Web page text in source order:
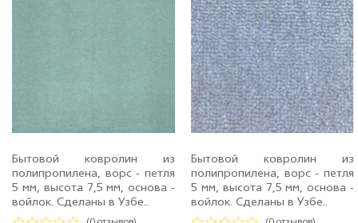
Бытовой ковролин из
полипропилена, ворс - петля
5 мм, высота 7,5 мм, основа -
войлок. Сделаны в Узбе..
Бытовой ковролин из
полипропилена, ворс - петля
5 мм, высота 7,5 мм, основа -
войлок. Сделаны в Узбе..